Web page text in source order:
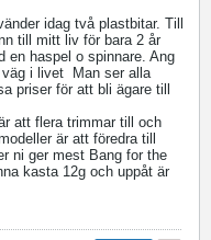
idag två plastbitar. Till
till mitt liv för bara 2 år
en haspel o spinnare. Ang
i livet Man ser alla
priser för att bli ägare till
att flera trimmar till och
är att föredra till
ni ger mest Bang for the
kasta 12g och uppåt är